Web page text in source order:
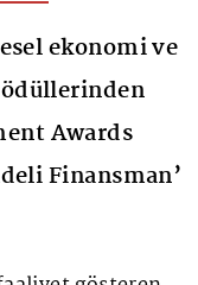
ekonomi ve
Awards
Finansman’